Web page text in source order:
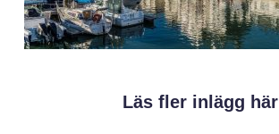
Läs fler inlägg här